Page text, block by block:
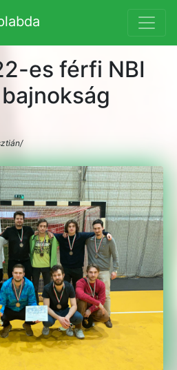
es férfi NBI